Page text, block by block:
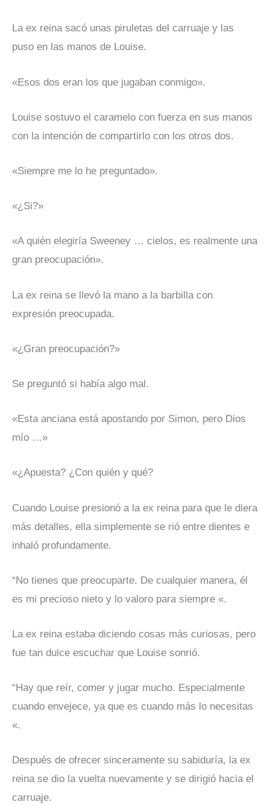
La ex reina sacó unas piruletas del carruaje y las
puso en las manos de Louise.
«Esos dos eran los que jugaban conmigo».
Louise sostuvo el caramelo con fuerza en sus manos
con la intención de compartirlo con los otros dos.
«Siempre me lo he preguntado».
«¿Si?»
«A quién elegiría Sweeney … cielos, es realmente una
gran preocupación».
La ex reina se llevó la mano a la barbilla con
expresión preocupada.
«¿Gran preocupación?»
Se preguntó si había algo mal.
«Esta anciana está apostando por Simon, pero Dios
mío …»
«¿Apuesta? ¿Con quién y qué?
Cuando Louise presionó a la ex reina para que le diera
más detalles, ella simplemente se rió entre dientes e
inhaló profundamente.
“No tienes que preocuparte. De cualquier manera, él
es mi precioso nieto y lo valoro para siempre «.
La ex reina estaba diciendo cosas más curiosas, pero
fue tan dulce escuchar que Louise sonrió.
“Hay que reír, comer y jugar mucho. Especialmente
cuando envejece, ya que es cuando más lo necesitas
«.
Después de ofrecer sinceramente su sabiduría, la ex
reina se dio la vuelta nuevamente y se dirigió hacia el
carruaje.